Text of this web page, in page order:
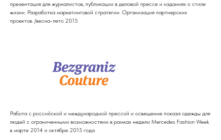
презентация для журналистов, публикации в деловой прессе и изданиях о стиле
жизни. Разработка маркетинговой стратегии. Организация партнерских
проектов. /весна-лето 2015
Работа с российской и международной прессой и освещение показа одежды для
людей с ограниченными возможностями в рамках недели Merсedes Fashion Week
в марте 2014 и октябре 2015 года